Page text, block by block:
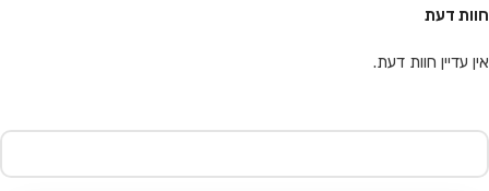
חוות דעת
אין עדיין חוות דעת.